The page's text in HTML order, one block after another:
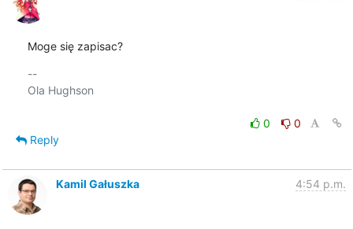
Moge się zapisac?
--
Ola Hughson
0
0
Reply
Kamil Gałuszka 4:54 p.m.